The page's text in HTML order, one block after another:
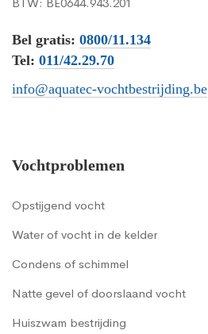
Bel gratis: 0800/11.134
Tel: 011/42.29.70
info@aquatec-vochtbestrijding.be
Vochtproblemen
Opstijgend vocht
Water of vocht in de kelder
Condens of schimmel
Natte gevel of doorslaand vocht
Huiszwam bestrijding